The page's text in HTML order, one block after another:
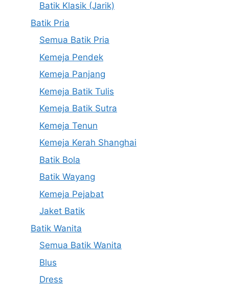
Batik Klasik (Jarik)
Batik Pria
Semua Batik Pria
Kemeja Pendek
Kemeja Panjang
Kemeja Batik Tulis
Kemeja Batik Sutra
Kemeja Tenun
Kemeja Kerah Shanghai
Batik Bola
Batik Wayang
Kemeja Pejabat
Jaket Batik
Batik Wanita
Semua Batik Wanita
Blus
Dress